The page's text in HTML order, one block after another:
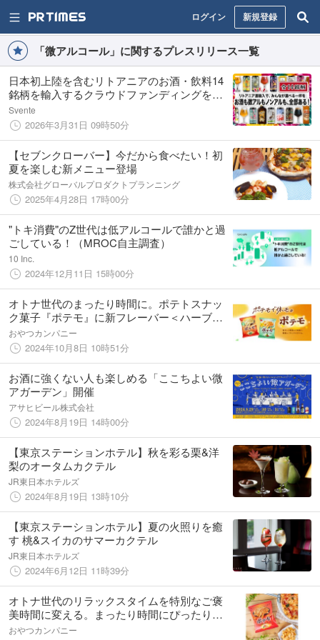
ログイン 新規登録
「微アルコール」に関するプレスリリース一覧
日本初上陸を含むリトアニアのお酒・飲料14
銘柄を輸入するクラウドファンディングを実
施
Svente
2026年3月31日 09時50分
【セブンクローバー】今だから食べたい！初
夏を楽しむ新メニュー登場
株式会社グローバルプロダクトプランニング
2025年4月28日 17時00分
"トキ消費"のZ世代は低アルコールで誰かと過
ごしている！（MROC自主調査）
10 Inc.
2024年12月11日 15時00分
オトナ世代のまったり時間に。ポテトスナッ
ク菓子『ポテモ』に新フレーバー＜ハーブ香
るソルト味＞＜爽やかなチリライム味＞新登
場
おやつカンパニー
2024年10月8日 10時51分
お酒に強くない人も楽しめる「ここちよい微
アガーデン」開催
アサヒビール株式会社
2024年8月19日 14時00分
【東京ステーションホテル】秋を彩る栗&洋
梨のオータムカクテル
JR東日本ホテルズ
2024年8月19日 13時10分
【東京ステーションホテル】夏の火照りを癒
す 桃&スイカのサマーカクテル
JR東日本ホテルズ
2024年6月12日 11時39分
オトナ世代のリラックスタイムを特別なご褒
美時間に変える。まったり時間にぴったりな
ポテトスナック菓子『ポテモ』に新フレーバ
おやつカンパニー